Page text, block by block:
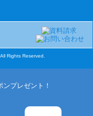
Rights Reserved.
プレゼント！